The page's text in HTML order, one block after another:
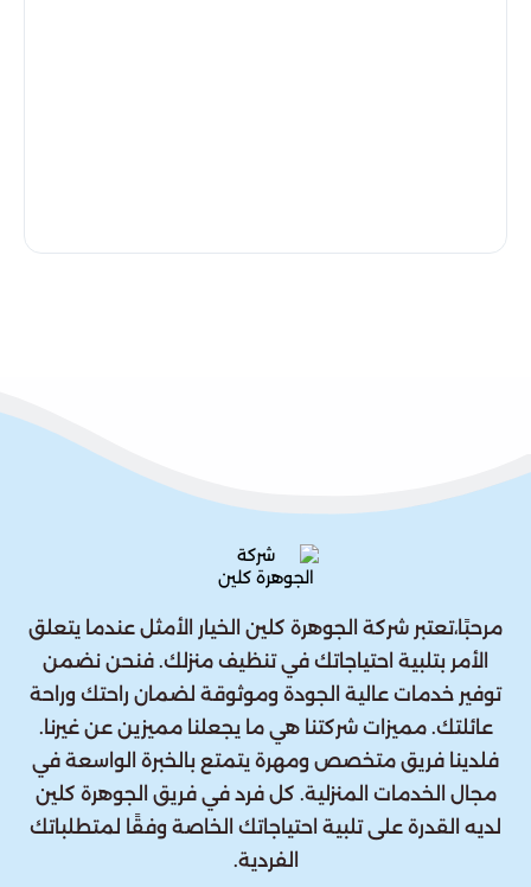
مرحبًا،تعتبر شركة الجوهرة كلين الخيار الأمثل عندما يتعلق
الأمر بتلبية احتياجاتك في تنظيف منزلك. فنحن نضمن
توفير خدمات عالية الجودة وموثوقة لضمان راحتك وراحة
عائلتك. مميزات شركتنا هي ما يجعلنا مميزين عن غيرنا.
فلدينا فريق متخصص ومهرة يتمتع بالخبرة الواسعة في
مجال الخدمات المنزلية. كل فرد في فريق الجوهرة كلين
لديه القدرة على تلبية احتياجاتك الخاصة وفقًا لمتطلباتك
الفردية.